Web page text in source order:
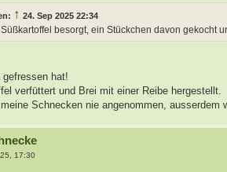
↑ 24. Sep 2025 22:34
besorgt, ein Stückchen davon gekocht
hat!
verfüttert und Brei mit einer Reibe hergestellt.
Schnecken nie angenommen, ausserdem
17:30